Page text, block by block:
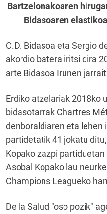
Bartzelonakoaren
Bidasoaren
C.D. Bidasoa eta Sergio
akordio batera iritsi dira
arte Bidasoa Irunen
Erdiko atzelariak 2018ko
bidasotarrak Chartres
denboraldiaren eta lehen
partidetatik 41 jokatu
Kopako zazpi
Asobal Kopako lau
Champions Leagueko
De la Salud "oso pozik"